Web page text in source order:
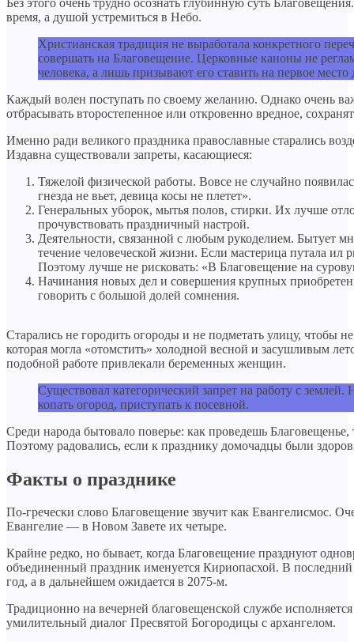
время, а душой устремиться в Небо.
Христианская традиция не выработала конкретного
совершать на Благовещение. Церковные каноны не
человека, а лишь призывают его ставить на первое
Каждый волен поступать по своему желанию. Однако очень
отбрасывать второстепенное или откровенно вредное,
Именно ради великого праздника православные старались
Издавна существовали запреты, касающиеся:
Тяжелой физической работы. Вовсе не случайно
гнезда не вьет, девица косы не плетет».
Генеральных уборок, мытья полов, стирки. Их лучше
прочувствовать праздничный настрой.
Деятельности, связанной с любым рукоделием. Бытует
течение человеческой жизни. Если мастерица путала ил
Поэтому лучше не рисковать: «В Благовещение на
Начинания новых дел и совершения крупных
говорить с большой долей сомнения.
Старались не городить огороды и не подметать улицу, чтобы
которая могла «отомстить» холодной весной и засушливым
подобной работе привлекали беременных женщин.
Существовал категорический запрет на работу с землей.
копать огород, приступать к посевной.
Среди народа бытовало поверье: как проведешь
Поэтому радовались, если к празднику домочадцы были
Факты о празднике
По-гречески слово Благовещение звучит как Евангелисмос.
Евангелие — в Новом Завете их четыре.
Крайне редко, но бывает, когда Благовещение празднуют
объединенный праздник именуется Кириопасхой. В
год, а в дальнейшем ожидается в 2075-м.
Традиционно на вечерней благовещенской службе
умилительный диалог Пресвятой Богородицы с архангелом.